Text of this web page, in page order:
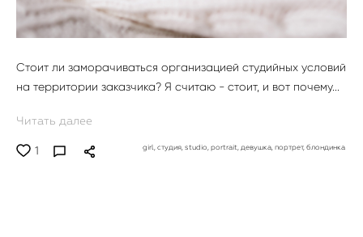
Стоит ли заморачиваться организацией студийных условий
на территории заказчика? Я считаю - стоит, и вот почему...
Читать далее
1 girl, студия, studio, portrait, девушка, портрет, блондинка